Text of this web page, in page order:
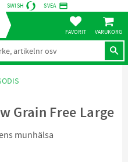
SWISH SVEA credit_card
FAVORITER
Grain Free Large
munhälsa